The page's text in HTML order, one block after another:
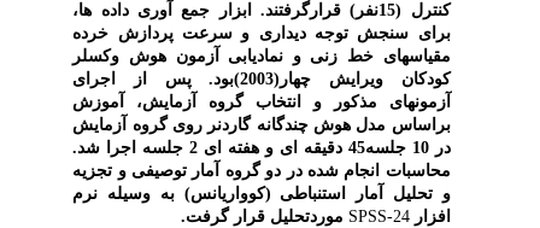
کنترل (15نفر) قرارگرفتند. ابزار جمع آوری داده ها،
برای سنجش توجه دیداری و سرعت پردازش خرده
مقیاسهای خط زنی و نمادیابی آزمون هوش وکسلر
کودکان ویرایش چهار(2003)بود. پس از اجرای
آزمونهای مذکور و انتخاب گروه آزمایش،
آموزش
براساس مدل هوش چندگانه گاردنر روی گروه آزمایش
در 10 جلسه45 دقیقه ای و هفته ای 2 جلسه اجرا شد.
محاسبات انجام شده در دو گروه آمار توصیفی و تجزیه
و تحلیل آمار استنباطی (کوواریانس) به وسیله نرم
افزار SPSS-24 موردتحلیل قرار گرفت.